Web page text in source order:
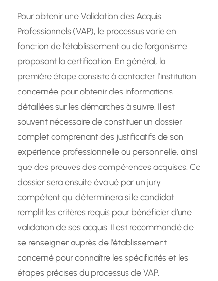
Pour obtenir une Validation des Acquis
Professionnels (VAP), le processus varie en
fonction de l’établissement ou de l’organisme
proposant la certification. En général, la
première étape consiste à contacter l’institution
concernée pour obtenir des informations
détaillées sur les démarches à suivre. Il est
souvent nécessaire de constituer un dossier
complet comprenant des justificatifs de son
expérience professionnelle ou personnelle, ainsi
que des preuves des compétences acquises. Ce
dossier sera ensuite évalué par un jury
compétent qui déterminera si le candidat
remplit les critères requis pour bénéficier d’une
validation de ses acquis. Il est recommandé de
se renseigner auprès de l’établissement
concerné pour connaître les spécificités et les
étapes précises du processus de VAP.